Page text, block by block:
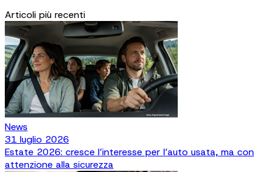
Articoli più recenti
News
31 luglio 2026
Estate 2026: cresce l’interesse per l’auto usata, ma con
attenzione alla sicurezza